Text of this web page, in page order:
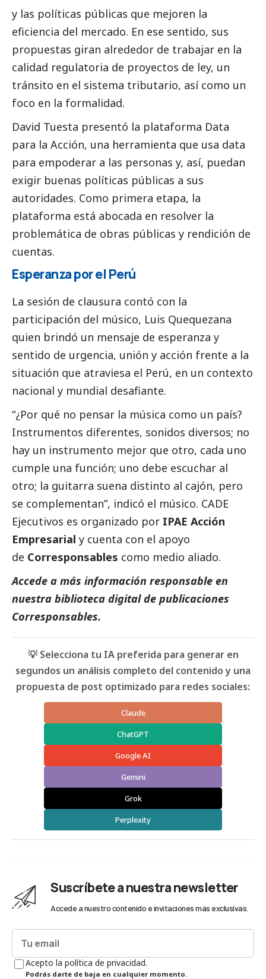
y las políticas públicas que mejoren la
eficiencia del mercado. En ese sentido, sus
propuestas giran alrededor de trabajar en la
calidad regulatoria de proyectos de ley, un
tránsito en el sistema tributario, así como un
foco en la formalidad.
David Tuesta presentó la plataforma Data
para la Acción, una herramienta que usa data
para empoderar a las personas y, así, puedan
exigir buenas políticas públicas a sus
autoridades. Como primera etapa, la
plataforma está abocada en resolver la
problemática de obras públicas y rendición de
cuentas.
Esperanza por el Perú
La sesión de clausura contó con la
participación del músico, Luis Quequezana
quien brindó un mensaje de esperanza y
sentido de urgencia, unión y acción frente a la
situación que atraviesa el Perú, en un contexto
nacional y mundial desafiante.
“¿Por qué no pensar la música como un país?
Instrumentos diferentes, sonidos diversos; no
hay un instrumento mejor que otro, cada uno
cumple una función; uno debe escuchar al
otro; la guitarra suena distinto al cajón, pero
se complementan”, indicó el músico. CADE
Ejecutivos es organizado por IPAE Acción
Empresarial y cuenta con el apoyo
de Corresponsables como medio aliado.
Accede a más información responsable en
nuestra biblioteca digital de publicaciones
Corresponsables.
💡 Selecciona tu IA preferida para generar en
segundos un análisis completo del contenido y una
propuesta de post optimizado para redes sociales:
Claude
ChatGPT
Google AI
Gemini
Grok
Perplexity
Suscríbete a nuestra newsletter
Accede a nuestro contenido e invitaciones más exclusivas.
Acepto la política de privacidad.
Podrás darte de baja en cualquier momento.